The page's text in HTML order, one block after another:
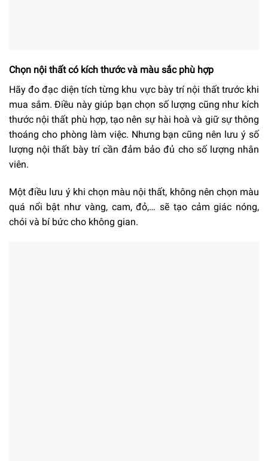
Chọn nội thất có kích thước và màu sắc phù hợp
Hãy đo đạc diện tích từng khu vực bày trí nội thất trước khi
mua sắm. Điều này giúp bạn chọn số lượng cũng như kích
thước nội thất phù hợp, tạo nên sự hài hoà và giữ sự thông
thoáng cho phòng làm việc. Nhưng bạn cũng nên lưu ý số
lượng nội thất bày trí cần đảm bảo đủ cho số lượng nhân
viên.
Một điều lưu ý khi chọn màu nội thất, không nên chọn màu
quá nổi bật như vàng, cam, đỏ,… sẽ tạo cảm giác nóng,
chói và bí bức cho không gian.